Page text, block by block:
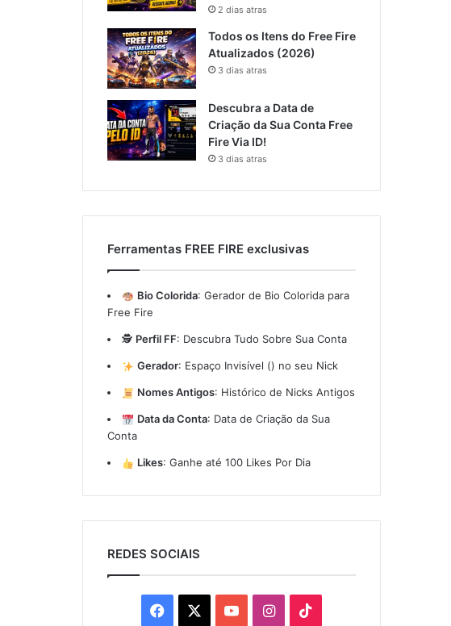
2 dias atras
Todos os Itens do Free Fire
Atualizados (2026)
3 dias atras
Descubra a Data de
Criação da Sua Conta Free
Fire Via ID!
3 dias atras
Ferramentas FREE FIRE exclusivas
Bio Colorida: Gerador de Bio Colorida para
Free Fire
🕵️ Perfil FF: Descubra Tudo Sobre Sua Conta
Gerador: Espaço Invisível (ㅤ) no seu Nick
Nomes Antigos: Histórico de Nicks Antigos
Data da Conta: Data de Criação da Sua
Conta
Likes: Ganhe até 100 Likes Por Dia
REDES SOCIAIS
Facebook YouTubeInstagram